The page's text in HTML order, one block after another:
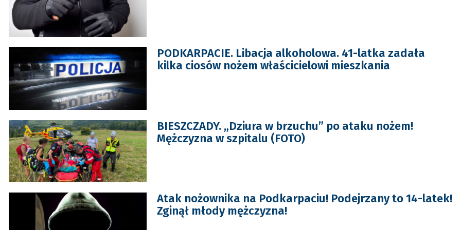
PODKARPACIE. Libacja alkoholowa. 41-latka zadała
kilka ciosów nożem właścicielowi mieszkania
BIESZCZADY. „Dziura w brzuchu” po ataku nożem!
Mężczyzna w szpitalu (FOTO)
Atak nożownika na Podkarpaciu! Podejrzany to 14-latek!
Zginął młody mężczyzna!